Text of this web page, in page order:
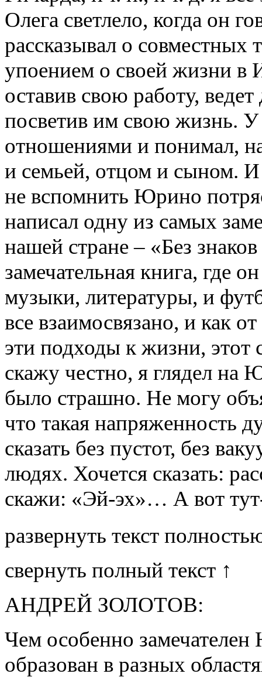
Олега светлело, когда
рассказывал о совместных
упоением о своей жизни в
оставив свою работу,
посветив им свою жизнь.
отношениями и понимал,
и семьей, отцом и сыном.
не вспомнить Юрино
написал одну из самых
нашей стране – «Без
замечательная книга, где
музыки, литературы, и
все взаимосвязано, и как
эти подходы к жизни, этот
скажу честно, я глядел на
было страшно. Не могу
что такая напряженность
сказать без пустот, без
людях. Хочется сказать:
скажи: «Эй-эх»… А вот
развернуть текст
свернуть полный текст ↑
АНДРЕЙ ЗОЛОТОВ:
Чем особенно
образован в разных